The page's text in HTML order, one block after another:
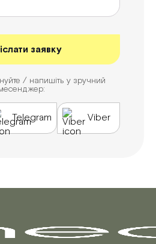
/ напишіть у зручний
Telegram Viber